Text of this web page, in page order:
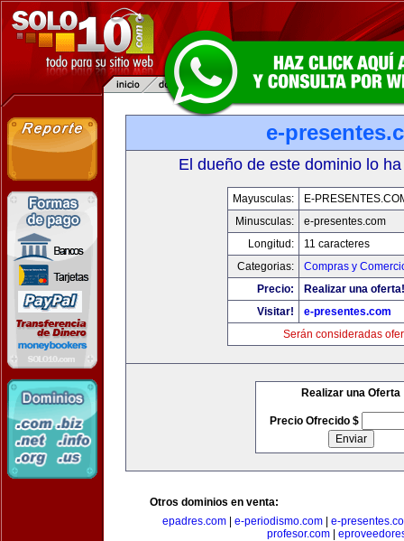
e-
El dueño de este dominio lo
Mayusculas:
E-
Minusculas:
e-presentes.com
Longitud:
11 caracteres
Categorias:
Compras y
Precio:
Realizar una oferta!
Visitar!
e-presentes.com
Serán consideradas
Realizar una Oferta
Precio Ofrecido $
Otros dominios en venta:
epadres.com
e-periodismo.com
e-
profesor.com|